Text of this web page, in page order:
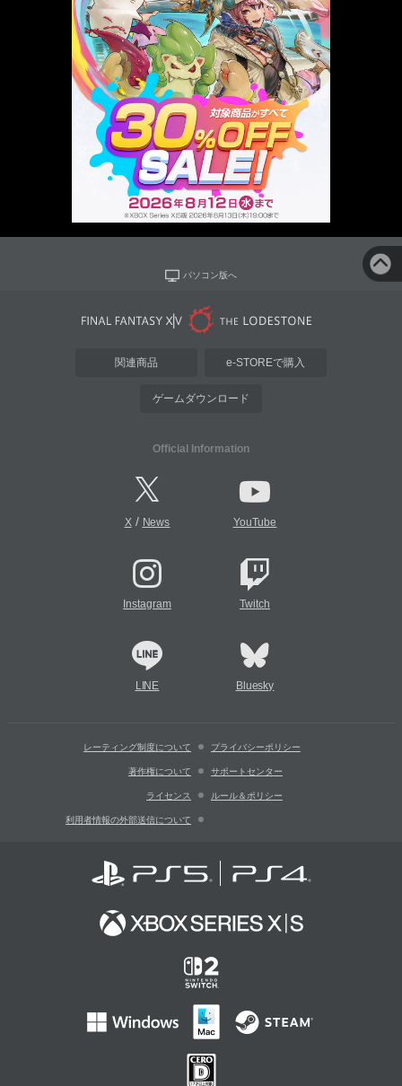
パソコン版へ
関連商品 e-STOREで購入
ゲームダウンロード
Official Information
X/ News YouTube
Instagram Twitch
LINE Bluesky
レーティング制度について プライバシーポリシー
著作権について サポートセンター
ライセンス ルール＆ポリシー
利用者情報の外部送信について